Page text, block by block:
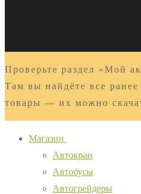
Проверьте раздел «Мой
Там вы найдёте все
товары — их можно
Магазин
Автокран
Автобусы
Автогрейдеры